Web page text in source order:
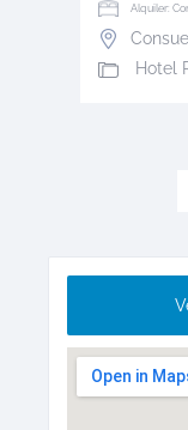
Alquiler:
Hotel